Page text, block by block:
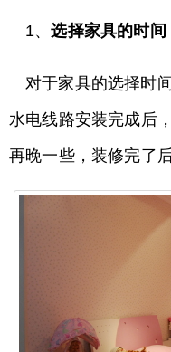
1、选择家具的时间
对于家具的选择时
水电线路安装完成后
再晚一些，装修完了